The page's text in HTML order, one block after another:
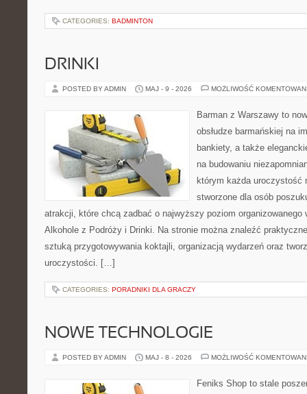
CATEGORIES: BADMINTON
DRINKI
POSTED BY ADMIN MAJ - 9 - 2026 MOŻLIWOŚĆ
Barman z Warszawy to
obsłudze barmańskiej na
bankiety, a także
na budowaniu
którym każda uroczystość
stworzone dla osób
atrakcji, które chcą zadbać o najwyższy poziom organizowanego
Alkohole z Podróży i Drinki. Na stronie można znaleźć
sztuką przygotowywania koktajli, organizacją wydarzeń oraz
uroczystości. […]
CATEGORIES: PORADNIKI DLA GRACZY
NOWE TECHNOLOGIE
POSTED BY ADMIN MAJ - 8 - 2026 MOŻLIWOŚĆ
Feniks Shop to stale